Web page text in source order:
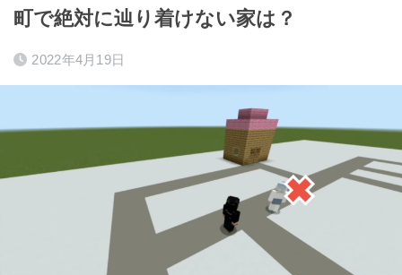
町で絶対に辿り着けない家は？
2022年4月19日